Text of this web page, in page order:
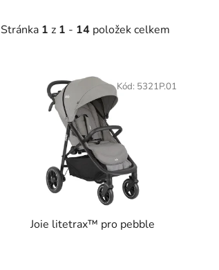
Stránka 1 z 1 - 14 položek celkem
Joie litetrax™ pro pebble
Kód: 5321P.01